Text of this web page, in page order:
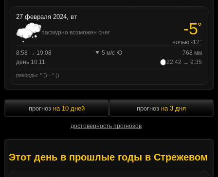
27 февраля 2024, вт
пасмурно возможен снег -5°
ночью -12°
8:58 → 19:08
5 м/с Ю
768 мм
день 10:11
22:42 → 9:35
рекорды: ° () · ° ()
прогноз на 10 дней
достоверность прогнозов
прогноз на 3 дня
Этот день в прошлые годы в Стрежевом